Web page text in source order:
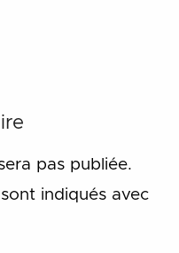
pas publiée.
indiqués avec